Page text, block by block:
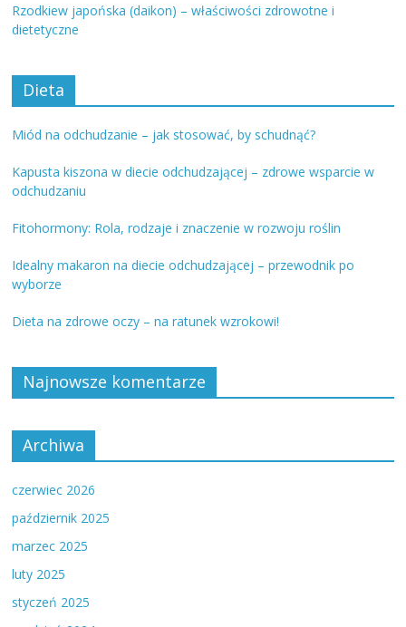
Rzodkiew japońska (daikon) – właściwości zdrowotne i
dietetyczne
Dieta
Miód na odchudzanie – jak stosować, by schudnąć?
Kapusta kiszona w diecie odchudzającej – zdrowe wsparcie w
odchudzaniu
Fitohormony: Rola, rodzaje i znaczenie w rozwoju roślin
Idealny makaron na diecie odchudzającej – przewodnik po
wyborze
Dieta na zdrowe oczy – na ratunek wzrokowi!
Najnowsze komentarze
Archiwa
czerwiec 2026
październik 2025
marzec 2025
luty 2025
styczeń 2025